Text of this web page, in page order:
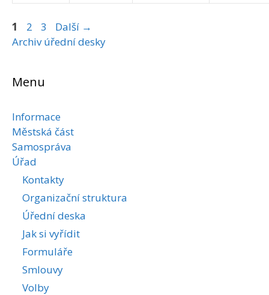
Stránka
1 Stránka
2 Stránka
3 Další →
Archiv úřední desky
Menu
Informace
Městská část
Samospráva
Úřad
Kontakty
Organizační struktura
Úřední deska
Jak si vyřídit
Formuláře
Smlouvy
Volby